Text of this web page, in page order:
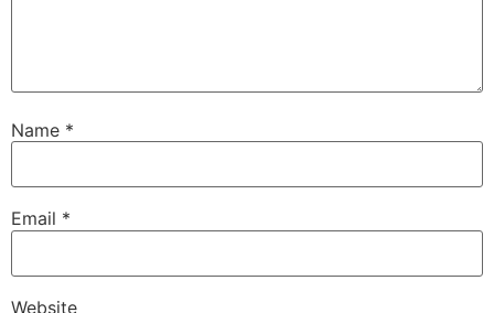
Name *
Email *
Website